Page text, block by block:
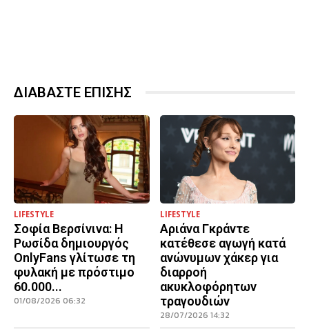
ΔΙΑΒΑΣΤΕ ΕΠΙΣΗΣ
LIFESTYLE
Σοφία Βερσίνινα: Η
Ρωσίδα δημιουργός
OnlyFans γλίτωσε τη
φυλακή με πρόστιμο
60.000...
01/08/2026 06:32
LIFESTYLE
Αριάνα Γκράντε
κατέθεσε αγωγή κατά
ανώνυμων χάκερ για
διαρροή
ακυκλοφόρητων
τραγουδιών
28/07/2026 14:32